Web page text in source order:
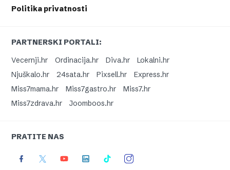
Politika privatnosti
PARTNERSKI PORTALI:
Vecernji.hr
Ordinacija.hr Diva.hr
Lokalni.hr
Njuškalo.hr
24sata.hr Pixsell.hr
Express.hr
Miss7mama.hr
Miss7gastro.hr
Miss7.hr
Miss7zdrava.hr
Joomboos.hr
PRATITE NAS